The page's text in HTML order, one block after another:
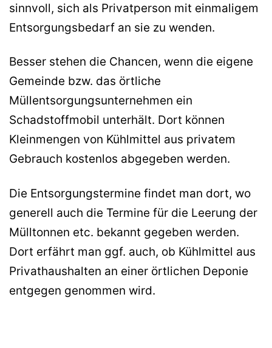
sinnvoll, sich als Privatperson mit einmaligem
Entsorgungsbedarf an sie zu wenden.
Besser stehen die Chancen, wenn die eigene
Gemeinde bzw. das örtliche
Müllentsorgungsunternehmen ein
Schadstoffmobil unterhält. Dort können
Kleinmengen von Kühlmittel aus privatem
Gebrauch kostenlos abgegeben werden.
Die Entsorgungstermine findet man dort, wo
generell auch die Termine für die Leerung der
Mülltonnen etc. bekannt gegeben werden.
Dort erfährt man ggf. auch, ob Kühlmittel aus
Privathaushalten an einer örtlichen Deponie
entgegen genommen wird.